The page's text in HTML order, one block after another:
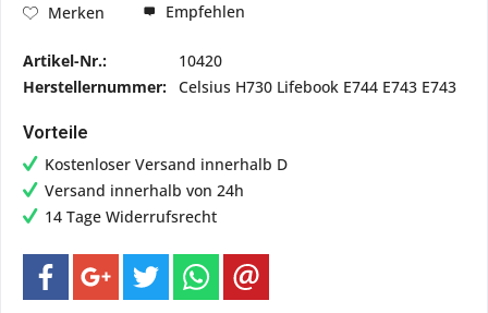
Merken Empfehlen
Artikel-Nr.:
10420
Herstellernummer: Celsius H730 Lifebook E744 E743 E743
Vorteile
Kostenloser Versand innerhalb D
Versand innerhalb von 24h
14 Tage Widerrufsrecht